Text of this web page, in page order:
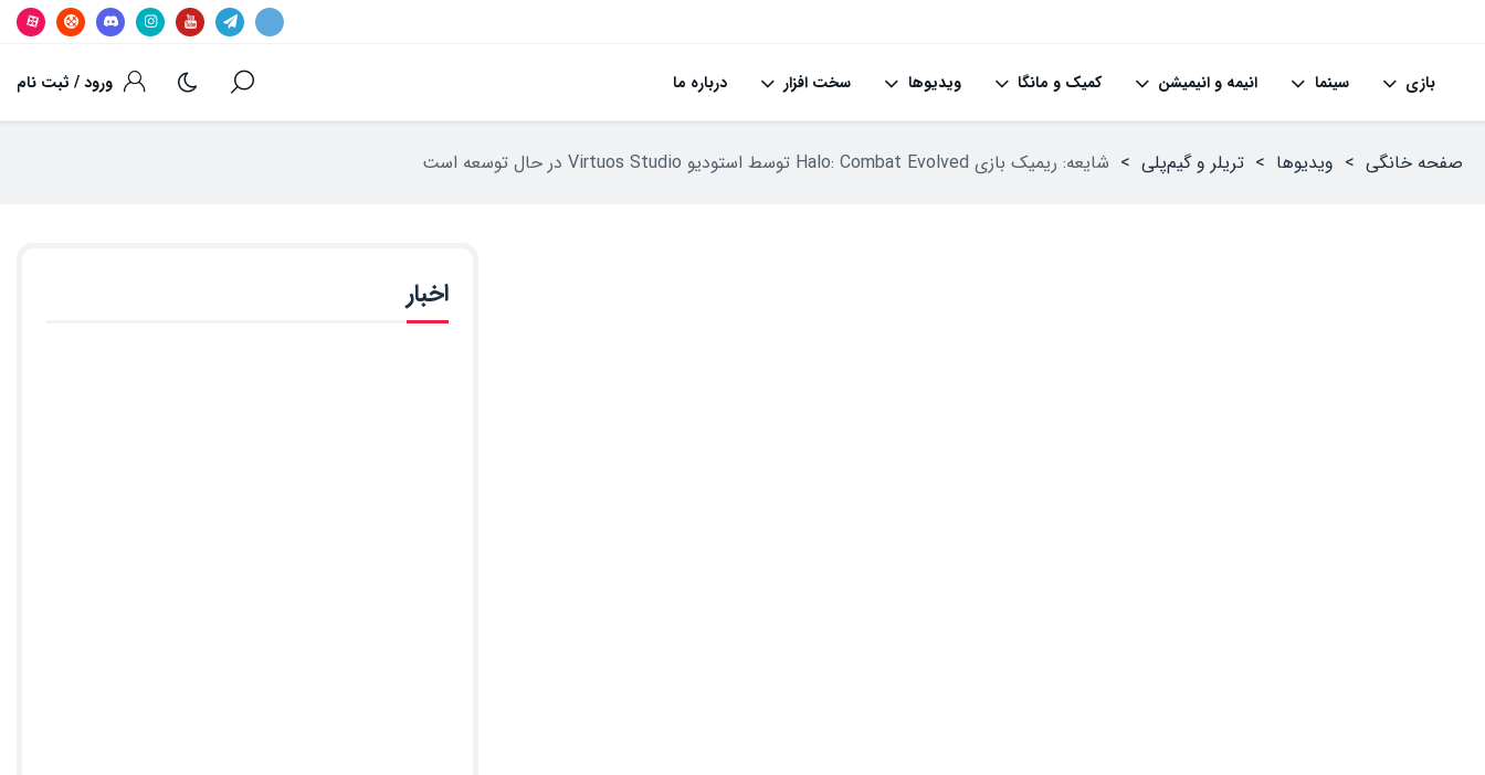
ورود / ثبت نام بازی سینما انیمه و انیمیشن کمیک و مانگا ویدیوها سخت افزار درباره ما
صفحه خانگی > ویدیوها > تریلر و گیم‌پلی > شایعه: ریمیک بازی Halo: Combat Evolved توسط استودیو Virtuos Studio در حال توسعه است
اخبار